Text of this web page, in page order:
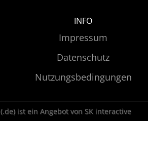
INFO
Impressum
Datenschutz
Nutzungsbedingungen
(.de) ist ein Angebot von SK interactive